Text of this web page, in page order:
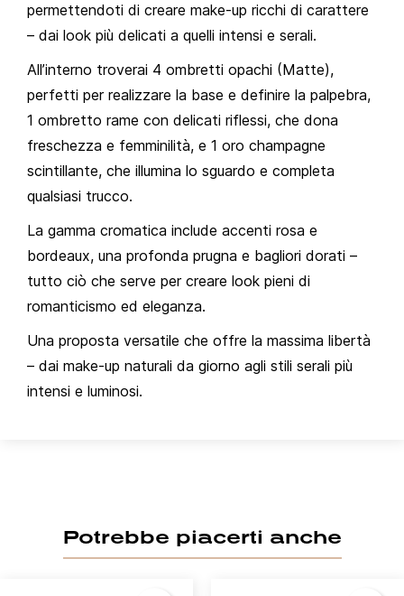
permettendoti di creare make-up ricchi di carattere
– dai look più delicati a quelli intensi e serali.
All’interno troverai 4 ombretti opachi (Matte),
perfetti per realizzare la base e definire la palpebra,
1 ombretto rame con delicati riflessi, che dona
freschezza e femminilità, e 1 oro champagne
scintillante, che illumina lo sguardo e completa
qualsiasi trucco.
La gamma cromatica include accenti rosa e
bordeaux, una profonda prugna e bagliori dorati –
tutto ciò che serve per creare look pieni di
romanticismo ed eleganza.
Una proposta versatile che offre la massima libertà
– dai make-up naturali da giorno agli stili serali più
intensi e luminosi.
Potrebbe piacerti anche